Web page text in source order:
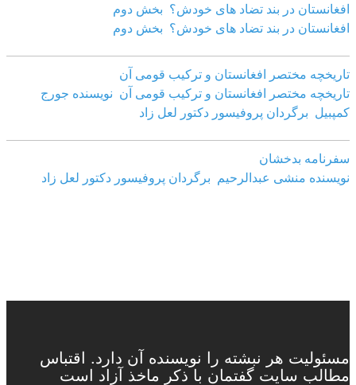
افغانستان در بند تضاد های خودش؟ بخش دوم
افغانستان در بند تضاد های خودش؟ بخش دوم
تاریخچه مختصر افغانستان و ترکیب قومی آن
تاریخچه مختصر افغانستان و ترکیب قومی آن نویسنده جورج
کمپبیل برگردان پروفیسور دکتور لعل زاد
سفرنامه بدخشان
نویسنده منشی عبدالرحیم برگردان پروفیسور دکتور لعل زاد
مسئولیت هر نبشته را نویسنده آن دارد. اقتباس
مطالب سایت گفتمان با ذکر ماخذ آزاد است